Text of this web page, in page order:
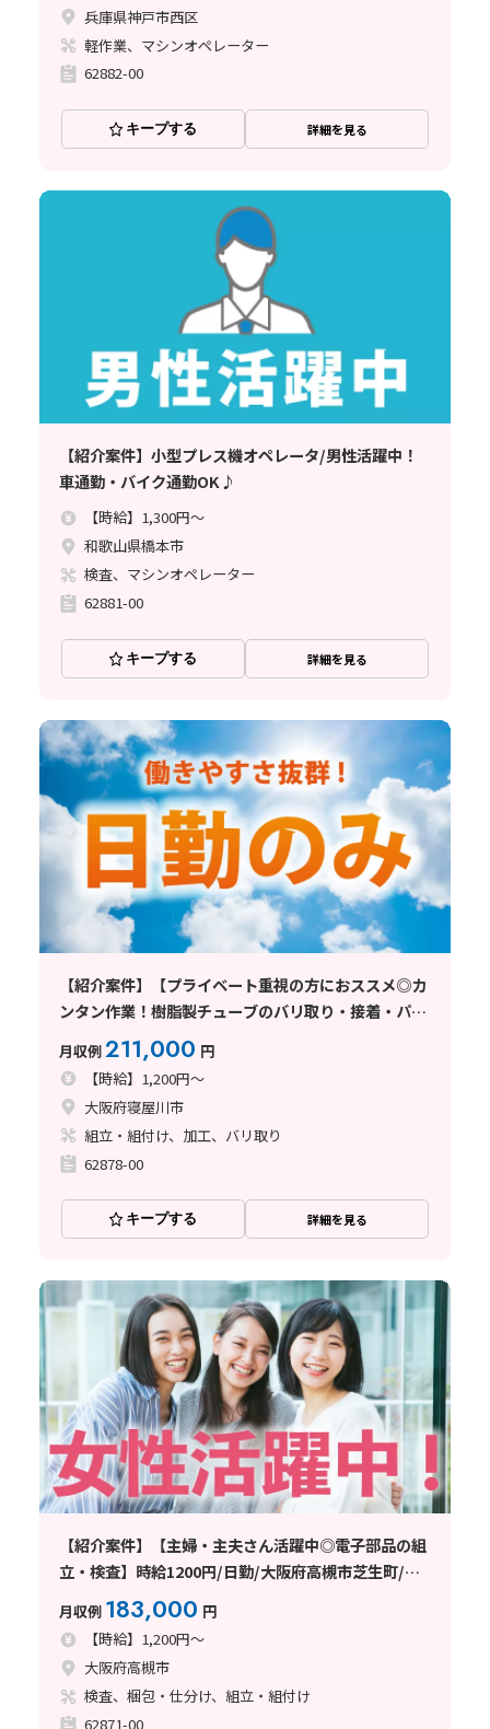
兵庫県神戸市西区
軽作業、マシンオペレーター
62882-00
キープする 詳細を見る
【紹介案件】小型プレス機オペレータ/男性活躍中！
車通勤・バイク通勤OK♪
【時給】1,300円～
和歌山県橋本市
検査、マシンオペレーター
62881-00
キープする 詳細を見る
【紹介案件】【プライベート重視の方におススメ◎カ
ンタン作業！樹脂製チューブのバリ取り・接着・パイ
プの組立作業】時給1200円/日勤/土日祝休み/大阪府
寝屋川市/空調完備/重量物なし/
月収例211,000 円
【時給】1,200円～
大阪府寝屋川市
組立・組付け、加工、バリ取り
62878-00
キープする 詳細を見る
【紹介案件】【主婦・主夫さん活躍中◎電子部品の組
立・検査】時給1200円/日勤/大阪府高槻市芝生町/土
日祝休み/未経験歓迎/20〜50代前半の女性活躍中/軽
作業/髪色・ネイルOK/空調完備/残業
月収例 183,000 円
【時給】1,200円～
大阪府高槻市
検査、梱包・仕分け、組立・組付け
62871-00